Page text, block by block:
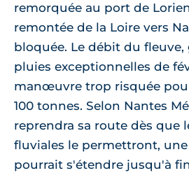
remorquée au port de
remontée de la Loire vers
bloquée. Le débit du fleuve,
pluies exceptionnelles de
manœuvre trop risquée
100 tonnes. Selon Nantes
reprendra sa route dès que
fluviales le permettront,
pourrait s'étendre jusqu'à